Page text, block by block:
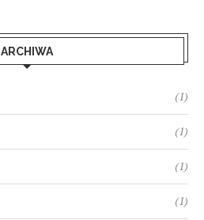
ARCHIWA
(1)
(1)
(1)
(1)